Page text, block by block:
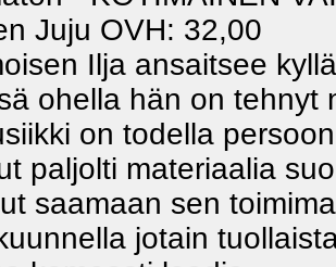
Juju OVH: 32,00
Ilja ansaitsee
ohella hän on tehnyt
on todella
paljolti materiaalia
saamaan sen
jotain